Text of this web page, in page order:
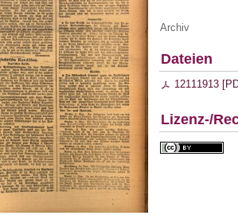
Archiv
Dateien
12111913 [
Lizenz-/